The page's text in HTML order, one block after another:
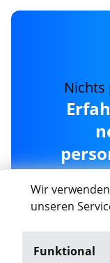
Wir
unseren
Funktional
Nichts